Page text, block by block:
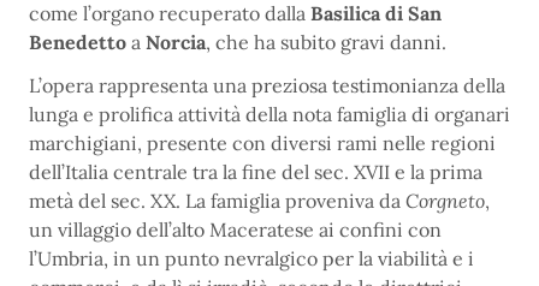
come l’organo recuperato dalla Basilica di San
Benedetto a Norcia, che ha subito gravi danni.
L’opera rappresenta una preziosa testimonianza della
lunga e prolifica attività della nota famiglia di organari
marchigiani, presente con diversi rami nelle regioni
dell’Italia centrale tra la fine del sec. XVII e la prima
metà del sec. XX. La famiglia proveniva da Corgneto,
un villaggio dell’alto Maceratese ai confini con
l’Umbria, in un punto nevralgico per la viabilità e i